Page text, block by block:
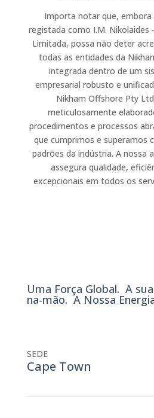
Importa notar que, embora
registada como I.M. Nikolaides
Limitada, possa não deter
todas as entidades da
integrada dentro de um
empresarial robusto e
Nikham Offshore Pty
meticulosamente
procedimentos e processos
que cumprimos e superamos
padrões da indústria. A nossa
assegura qualidade,
excepcionais em todos os
Uma Força Global. A
na-mão. A Nossa
SEDE
Cape Town